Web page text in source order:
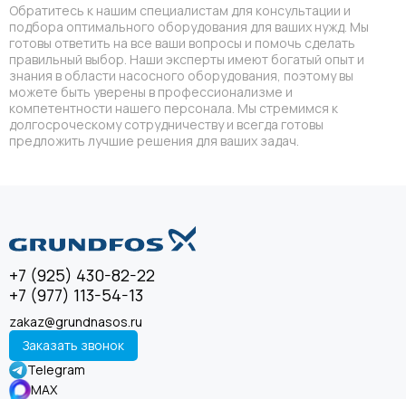
Обратитесь к нашим специалистам для консультации и
подбора оптимального оборудования для ваших нужд. Мы
готовы ответить на все ваши вопросы и помочь сделать
правильный выбор. Наши эксперты имеют богатый опыт и
знания в области насосного оборудования, поэтому вы
можете быть уверены в профессионализме и
компетентности нашего персонала. Мы стремимся к
долгосроческому сотрудничеству и всегда готовы
предложить лучшие решения для ваших задач.
+7 (925) 430-82-22
+7 (977) 113-54-13
zakaz@grundnasos.ru
Заказать звонок
Telegram
MAX